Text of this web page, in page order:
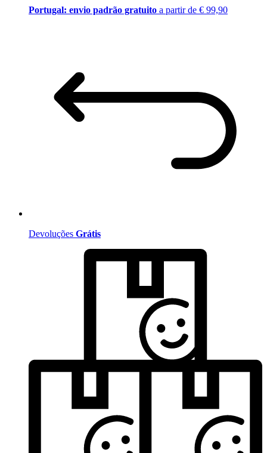
Portugal: envio padrão gratuito a partir de € 99,90
Devoluções Grátis